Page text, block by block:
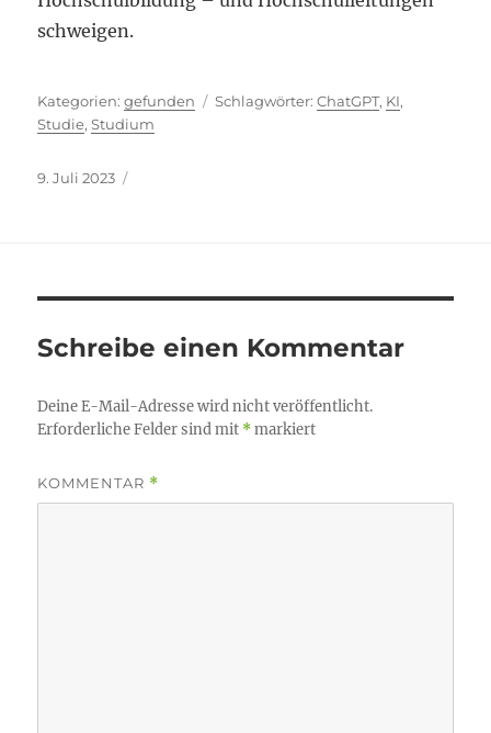
schweigen.
Kategorien
gefunden Schlagwörter
ChatGPT, KI,
Studie,Studium
Veröffentlicht
9. Juli 2023
Schreibe einen Kommentar
Deine E-Mail-Adresse wird nicht veröffentlicht.
Erforderliche Felder sind mit *markiert
KOMMENTAR *